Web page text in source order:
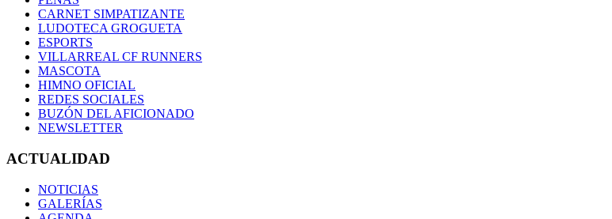
CARNET SIMPATIZANTE
LUDOTECA GROGUETA
ESPORTS
VILLARREAL CF RUNNERS
MASCOTA
HIMNO OFICIAL
REDES SOCIALES
BUZÓN DEL AFICIONADO
NEWSLETTER
ACTUALIDAD
NOTICIAS
GALERÍAS